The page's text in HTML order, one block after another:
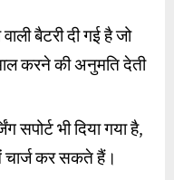
बैटरी दी गई है जो
करने की अनुमति देती
सपोर्ट भी दिया गया है,
कर सकते हैं।